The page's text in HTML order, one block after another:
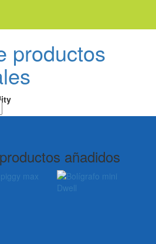
productos
añadidos